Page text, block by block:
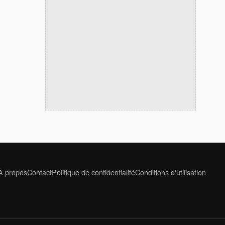
proposContactPolitique de confidentialitéConditions d'utilisation